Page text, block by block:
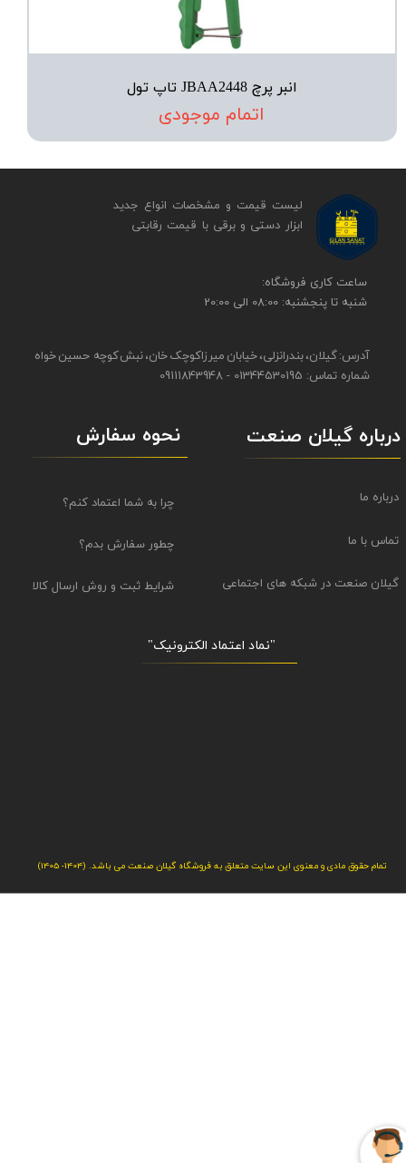
انبر پرچ JBAA2448 تاپ تول
اتمام موجودی
​​ساعت کاری فروشگاه:
شنبه تا پنجشنبه: 08:00 الی 20:00
آدرس: گیلان، بندرانزلی، خیابان میرزاکوچک خان، نبش کوچه حسین خواه
شماره تماس: 01344530195 - 09111843948
لیست قیمت و مشخصات انواع جدید
ابزار دستی و برقی ​​​​​​​با قیمت رقابتی
نحوه سفارش
چرا به شما اعتماد کنم؟
چطور سفارش بدم؟
شرایط ثبت و روش ارسال کالا
تمام حقوق مادی و معنوی این سایت متعلق به فروشگاه گیلان صنعت می باشد. (1404- 1405)
"نماد اعتماد الکترونیک​​​​​​​"
درباره گیلان صنعت
درباره ما
تماس با ما
گیلان صنعت در شبکه های اجتماعی